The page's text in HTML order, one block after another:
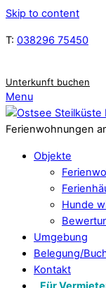
Skip to content
T: 038296 75450
Unterkunft buchen
Menu
Ferienwohnungen
Objekte
Hunde
Umgebung
Belegung/
Kontakt